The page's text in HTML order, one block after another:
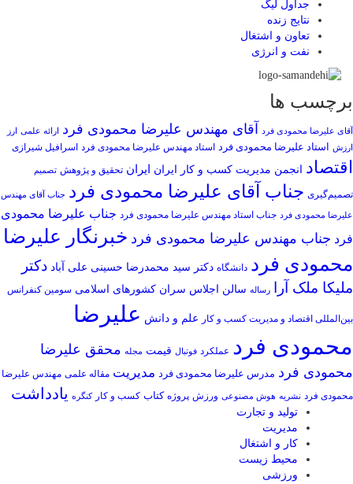
جداول لیگ
نتایج زنده
تعاون و اشتغال
نفت و انرژی
برچسب ها
آقای علیرضا محمودی فرد آقای مهندس علیرضا محمودی فرد ارائه علمی ارز
ارزش استاد علیرضا محمودی فرد استاد مهندس علیرضا محمودی فرد اسرافیل شیرازی
اقتصاد انجمن مدیریت کسب و کار ایران ایران تحقیق و پژوهش تصمیم
تصمیم‌گیری جناب آقای علیرضا محمودی فرد جناب آقای مهندس
علیرضا محمودی فرد جناب استاد مهندس علیرضا محمودی فرد جناب علیرضا محمودی
فرد جناب مهندس علیرضا محمودی فرد خبرنگار علیرضا
محمودی فرد دانشگاه دکتر سید محمدرضا حسینی علی آباد دکتر
ملیکا ملک آرا
رساله سالن اجلاس سران کشورهای اسلامی سومین کنفرانس
بین‌المللی اقتصاد و مدیریت کسب و کار علم و دانش علیرضا
محمودی فرد عملکرد فوتبال قیمت مجله محقق علیرضا
محمودی فرد مدرس علیرضا محمودی فرد مدیریت مقاله علمی مهندس علیرضا
محمودی فرد نشریه هوش مصنوعی ورزش پروژه کتاب کسب و کار کنگره یادداشت
تولید و تجارت
مدیریت
کار و اشتغال
محیط زیست
ورزشی